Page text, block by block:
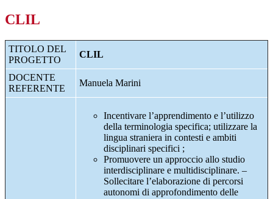
CLIL
TITOLO DEL
PROGETTO
CLIL
DOCENTE
REFERENTE
Manuela Marini
Incentivare l’apprendimento e l’utilizzo
della terminologia specifica; utilizzare la
lingua straniera in contesti e ambiti
disciplinari specifici ;
Promuovere un approccio allo studio
interdisciplinare e multidisciplinare. –
Sollecitare l’elaborazione di percorsi
autonomi di approfondimento delle